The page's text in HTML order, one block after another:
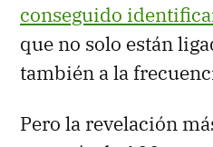
conseguido
que no solo están
también a la
Pero la revelación